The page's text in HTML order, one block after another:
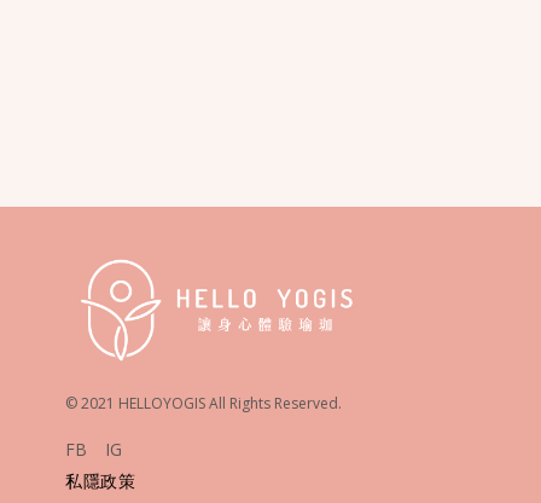
© 2021 HELLOYOGIS All Rights Reserved.
FB
IG
私隱政策